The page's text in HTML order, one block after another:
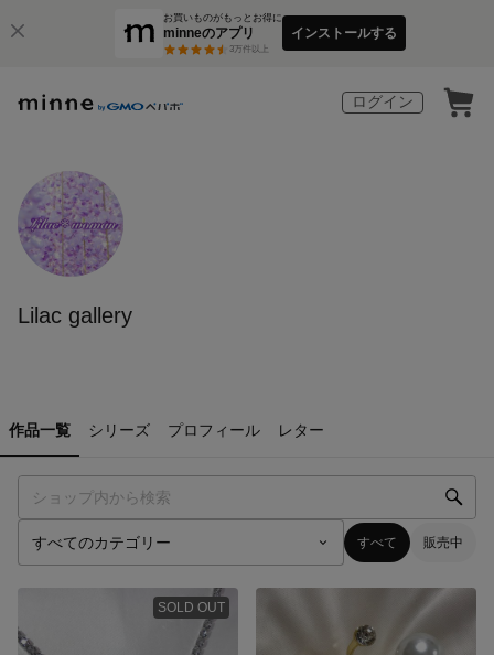
お買いものがもっとお得に
minneのアプリ
3万件以上
インストールする
ログイン
Lilac gallery
作品一覧 シリーズ プロフィール レター
すべて 販売中
SOLD OUT